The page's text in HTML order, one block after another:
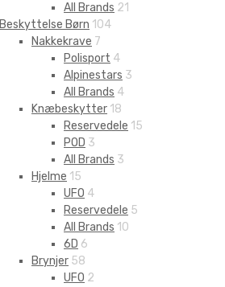
All Brands 21
Beskyttelse Børn 104
Nakkekrave 7
Polisport 4
Alpinestars 3
All Brands 4
Knæbeskytter 18
Reservedele 15
POD 3
All Brands 3
Hjelme 15
UFO 4
Reservedele 5
All Brands 10
6D 6
Brynjer 58
UFO 2